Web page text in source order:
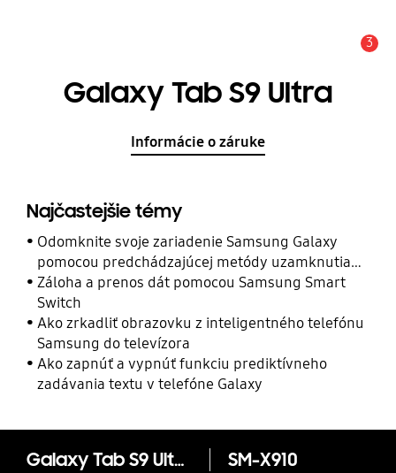
3
Galaxy Tab S9 Ultra
Informácie o záruke
Najčastejšie témy
Odomknite svoje zariadenie Samsung Galaxy
pomocou predchádzajúcej metódy uzamknutia
obrazovky
Záloha a prenos dát pomocou Samsung Smart
Switch
Ako zrkadliť obrazovku z inteligentného telefónu
Samsung do televízora
Ako zapnúť a vypnúť funkciu prediktívneho
zadávania textu v telefóne Galaxy
Galaxy Tab S9 Ultra SM-X910